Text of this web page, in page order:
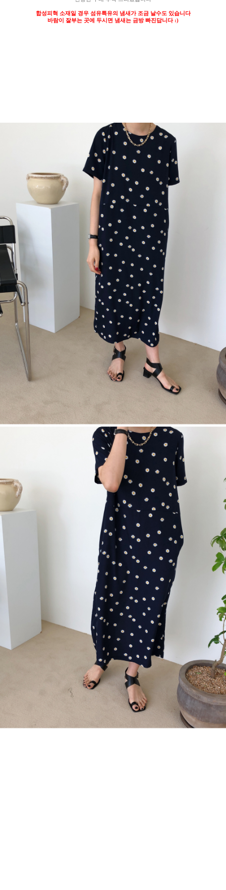
합성피혁 소재일 경우 섬유특유의 냄새가 조금 날수도 있습니다
바람이 잘부는 곳에 두시면 냄새는 금방 빠진답니다 :)